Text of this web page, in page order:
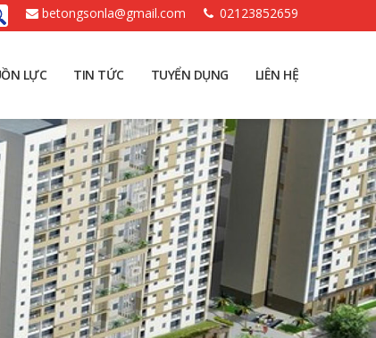
betongsonla@gmail.com 02123852659
LỰC TIN TỨC TUYỂN DỤNG LIÊN HỆ